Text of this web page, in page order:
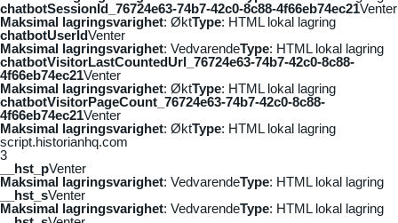
chatbotSessionId_76724e63-74b7-42c0-8c88-4f66eb74ec21Venter
Maksimal lagringsvarighet: ØktType: HTML lokal lagring
chatbotUserIdVenter
Maksimal lagringsvarighet: VedvarendeType: HTML lokal lagring
chatbotVisitorLastCountedUrl_76724e63-74b7-42c0-8c88-
4f66eb74ec21Venter
Maksimal lagringsvarighet: ØktType: HTML lokal lagring
chatbotVisitorPageCount_76724e63-74b7-42c0-8c88-
4f66eb74ec21Venter
Maksimal lagringsvarighet: ØktType: HTML lokal lagring
script.historianhq.com
3
__hst_pVenter
Maksimal lagringsvarighet: VedvarendeType: HTML lokal lagring
__hst_sVenter
Maksimal lagringsvarighet: VedvarendeType: HTML lokal lagring